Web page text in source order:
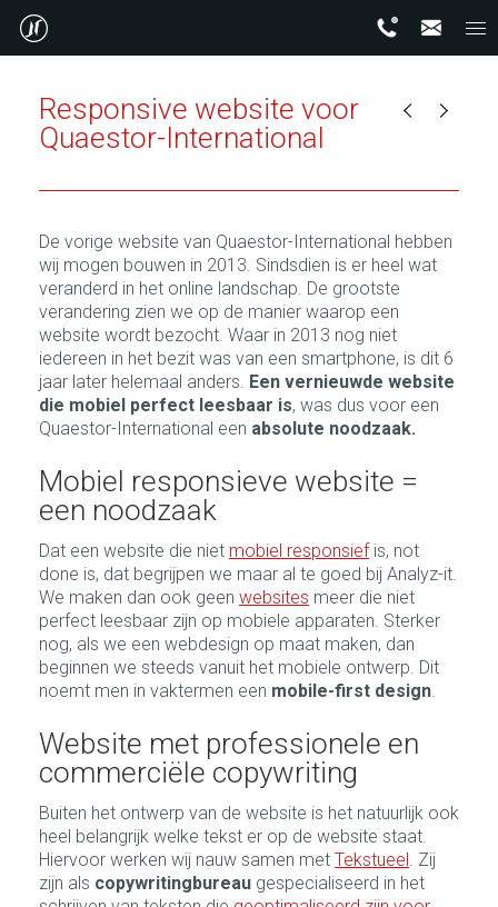
Responsive website voor
Quaestor-International
De vorige website van Quaestor-International hebben
wij mogen bouwen in 2013. Sindsdien is er heel wat
veranderd in het online landschap. De grootste
verandering zien we op de manier waarop een
website wordt bezocht. Waar in 2013 nog niet
iedereen in het bezit was van een smartphone, is dit 6
jaar later helemaal anders. Een vernieuwde website
die mobiel perfect leesbaar is, was dus voor een
Quaestor-International een absolute noodzaak.
Mobiel responsieve website =
een noodzaak
Dat een website die niet mobiel responsiefis, not
done is, dat begrijpen we maar al te goed bij Analyz-it.
We maken dan ook geen websites meer die niet
perfect leesbaar zijn op mobiele apparaten. Sterker
nog, als we een webdesign op maat maken, dan
beginnen we steeds vanuit het mobiele ontwerp. Dit
noemt men in vaktermen een mobile-first design.
Website met professionele en
commerciële copywriting
Buiten het ontwerp van de website is het natuurlijk ook
heel belangrijk welke tekst er op de website staat.
Hiervoor werken wij nauw samen met Tekstueel. Zij
zijn als copywritingbureau gespecialiseerd in het